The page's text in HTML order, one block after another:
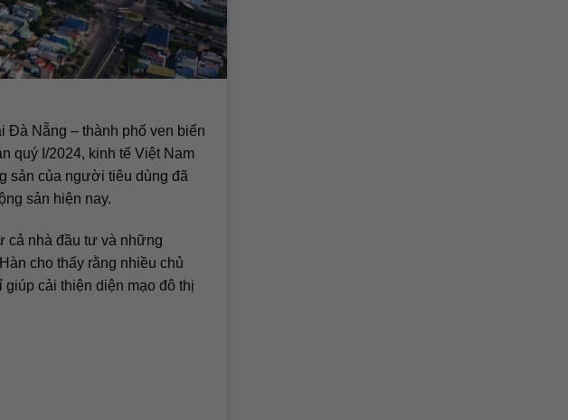
Đà Nẵng – thành phố ven biển
quý I/2024, kinh tế Việt Nam
sản của người tiêu dùng đã
sản hiện nay.
cả nhà đầu tư và những
cho thấy rằng nhiều chủ
cải thiện diện mạo đô thị